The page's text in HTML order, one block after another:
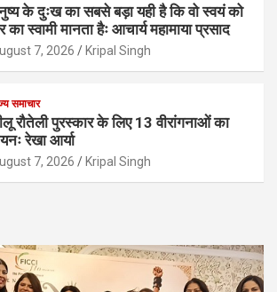
के दुःख का सबसे बड़ा यही है कि वो स्वयं को
का स्वामी मानता हैः आचार्य महामाया प्रसाद
7, 2026 Kripal Singh
समाचार
रौतेली पुरस्कार के लिए 13 वीरांगनाओं का
रेखा आर्या
7, 2026 Kripal Singh